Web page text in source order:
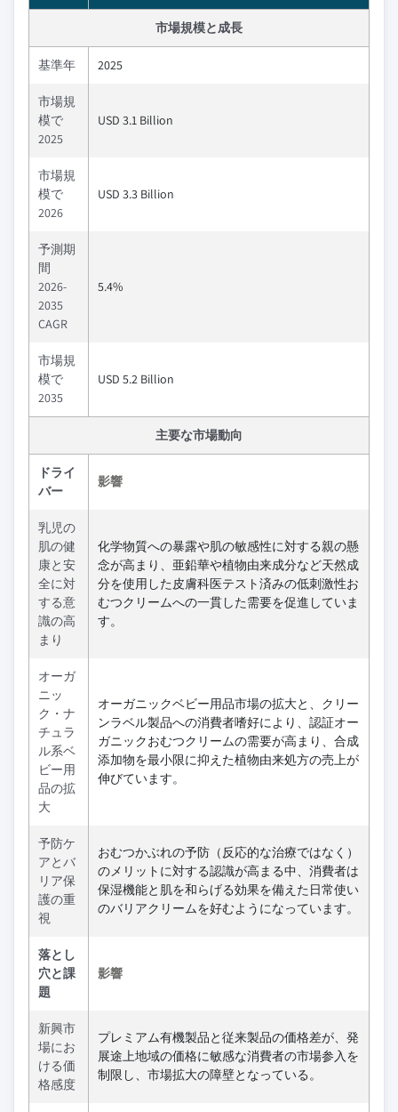
市場規模と成長
基準年 2025
市場規
模で
2025
USD 3.1 Billion
市場規
模で
2026
USD 3.3 Billion
予測期
間
2026-
2035
CAGR
5.4%
市場規
模で
2035
USD 5.2 Billion
主要な市場動向
ドライ
バー
影響
乳児の
肌の健
康と安
全に対
する意
識の高
まり
化学物質への暴露や肌の敏感性に対する親の懸
念が高まり、亜鉛華や植物由来成分など天然成
分を使用した皮膚科医テスト済みの低刺激性お
むつクリームへの一貫した需要を促進していま
す。
オーガ
ニッ
ク・ナ
チュラ
ル系ベ
ビー用
品の拡
大
オーガニックベビー用品市場の拡大と、クリー
ンラベル製品への消費者嗜好により、認証オー
ガニックおむつクリームの需要が高まり、合成
添加物を最小限に抑えた植物由来処方の売上が
伸びています。
予防ケ
アとバ
リア保
護の重
視
おむつかぶれの予防（反応的な治療ではなく）
のメリットに対する認識が高まる中、消費者は
保湿機能と肌を和らげる効果を備えた日常使い
のバリアクリームを好むようになっています。
落とし
穴と課
題
影響
新興市
場にお
ける価
格感度
プレミアム有機製品と従来製品の価格差が、発
展途上地域の価格に敏感な消費者の市場参入を
制限し、市場拡大の障壁となっている。